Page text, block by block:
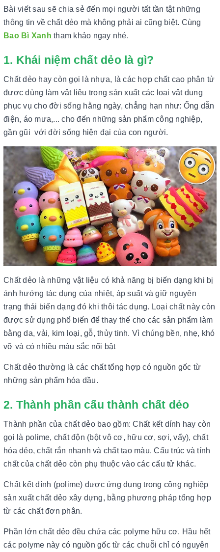
Bài viết sau sẽ chia sẻ đến mọi người tất tần tật những
thông tin về chất dẻo mà không phải ai cũng biệt. Cùng
Bao Bì Xanh tham khảo ngay nhé.
1. Khái niệm chất dẻo là gì?
Chất dẻo hay còn gọi là nhựa, là các hợp chất cao phân tử
được dùng làm vật liệu trong sản xuất các loại vật dụng
phục vụ cho đời sống hằng ngày, chẳng hạn như: Ống dẫn
điện, áo mưa,... cho đến những sản phẩm công nghiệp,
gần gũi với đời sống hiện đại của con người.
Chất dẻo là những vật liệu có khả năng bị biến dạng khi bị
ảnh hưởng tác dụng của nhiệt, áp suất và giữ nguyên
trạng thái biến dạng đó khi thôi tác dụng. Loại chất này còn
được sử dụng phổ biến để thay thế cho các sản phẩm làm
bằng da, vải, kim loại, gỗ, thủy tinh. Vì chúng bền, nhẹ, khó
vỡ và có nhiều màu sắc nổi bật
Chất dẻo thường là các chất tổng hợp có nguồn gốc từ
những sản phẩm hóa dầu.
2. Thành phần cấu thành chất dẻo
Thành phần của chất dẻo bao gồm: Chất kết dính hay còn
gọi là polime, chất độn (bột vô cơ, hữu cơ, sợi, vẩy), chất
hóa dẻo, chất rắn nhanh và chất tạo màu. Cấu trúc và tính
chất của chất dẻo còn phụ thuộc vào các cấu tử khác.
Chất kết dính (polime) được ứng dụng trong công nghiệp
sản xuất chất dẻo xây dựng, bằng phương pháp tổng hợp
từ các chất đơn phân.
Phần lớn chất dẻo đều chứa các polyme hữu cơ. Hầu hết
các polyme này có nguồn gốc từ các chuỗi chỉ có nguyên